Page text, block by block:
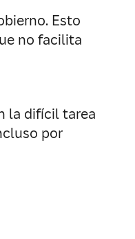
Esto
no facilita
la difícil tarea
por